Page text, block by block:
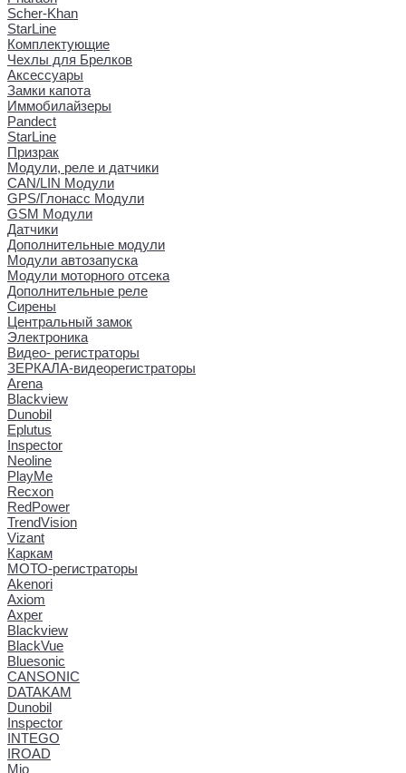
Scher-Khan
StarLine
Комплектующие
Чехлы для Брелков
Аксессуары
Замки капота
Иммобилайзеры
Pandect
StarLine
Призрак
Модули, реле и датчики
CAN/LIN Модули
GPS/Глонасс Модули
GSM Модули
Датчики
Дополнительные модули
Модули автозапуска
Модули моторного отсека
Дополнительные реле
Сирены
Центральный замок
Электроника
Видео- регистраторы
ЗЕРКАЛА-видеорегистраторы
Arena
Blackview
Dunobil
Eplutus
Inspector
Neoline
PlayMe
Recxon
RedPower
TrendVision
Vizant
Каркам
МОТО-регистраторы
Akenori
Axiom
Axper
Blackview
BlackVue
Bluesonic
CANSONIC
DATAKAM
Dunobil
Inspector
INTEGO
IROAD
Mio